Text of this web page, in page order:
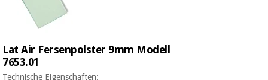
Lat Air Fersenpolster 9mm Modell
7653.01
Technische Eigenschaften: